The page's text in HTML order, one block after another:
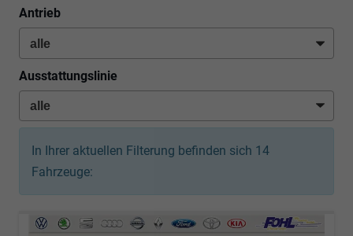
Antrieb
Ausstattungslinie
In Ihrer aktuellen Filterung befinden sich 14
Fahrzeuge: